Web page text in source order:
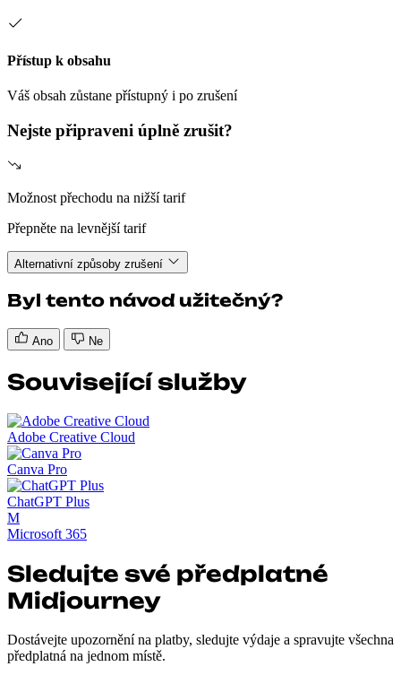
Přístup k obsahu
Váš obsah zůstane přístupný i po zrušení
Nejste připraveni úplně zrušit?
Možnost přechodu na nižší tarif
Přepněte na levnější tarif
Alternativní způsoby zrušení
Byl tento návod užitečný?
Ano Ne
Související služby
Adobe Creative Cloud
Canva Pro
ChatGPT Plus
M
Microsoft 365
Sledujte své předplatné
Midjourney
Dostávejte upozornění na platby, sledujte výdaje a spravujte všechna
předplatná na jednom místě.